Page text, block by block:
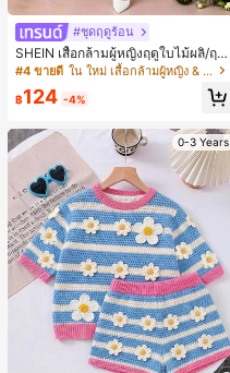
#ชุดฤดูร้อน
SHEIN เสื้อกล้ามผู้หญิงฤดูใบไม้ผลิ/ฤดูร้
อน ใหม่ สไตล์มินิมอลลำลองหรูหรา สีบ
ล็อก ลายจุด คอวี แพตช์เวิร์ก ชายระบา
ย แขนกุด ทรงเข้ารูป อเนกประสงค์, เสื้อ
หญิง, เสื้อเที่ยวพักผ่อนผู้หญิง
#4 ขายดี ใน ใหม่ เสื้อกล้ามผู้หญิง & Camis
฿124 -4%
0-3 Years